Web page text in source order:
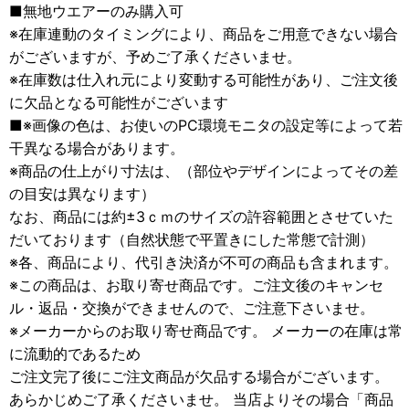
■無地ウエアーのみ購入可
※在庫連動のタイミングにより、商品をご用意できない場合
がございますが、予めご了承くださいませ。
※在庫数は仕入れ元により変動する可能性があり、ご注文後
に欠品となる可能性がございます
■※画像の色は、お使いのPC環境モニタの設定等によって若
干異なる場合があります。
※商品の仕上がり寸法は、（部位やデザインによってその差
の目安は異なります）
なお、商品には約±3ｃｍのサイズの許容範囲とさせていた
だいております（自然状態で平置きにした常態で計測）
※各、商品により、代引き決済が不可の商品も含まれます。
※この商品は、お取り寄せ商品です。ご注文後のキャンセ
ル・返品・交換ができませんので、ご注意下さいませ。
※メーカーからのお取り寄せ商品です。 メーカーの在庫は常
に流動的であるため
ご注文完了後にご注文商品が欠品する場合がございます。
あらかじめご了承くださいませ。 当店よりその場合「商品